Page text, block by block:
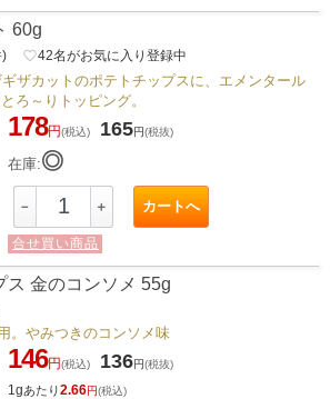
60g
) favorite_border42名がお気に入り登録中
ザカットのポテトチップスに、エメンタール
ろ～りトッピング。
178円(税込) 165円(税抜)
在庫:◎
－ ＋ カートへ
合せ買い商品
ス 金のコンソメ 55g
。やみつきのコンソメ味
146円(税込) 136円(税抜)
1gあたり2.66円(税込)